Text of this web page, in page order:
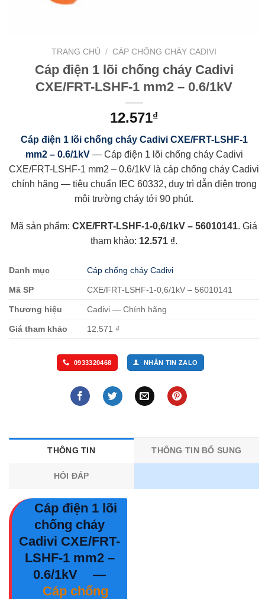
TRANG CHỦ / CÁP CHỐNG CHÁY CADIVI
Cáp điện 1 lõi chống cháy Cadivi
CXE/FRT-LSHF-1 mm2 – 0.6/1kV
12.571₫
Cáp điện 1 lõi chống cháy Cadivi CXE/FRT-LSHF-1
mm2 – 0.6/1kV— Cáp điện 1 lõi chống cháy Cadivi
CXE/FRT-LSHF-1 mm2 – 0.6/1kV là cáp chống cháy Cadivi
chính hãng — tiêu chuẩn IEC 60332, duy trì dẫn điện trong
môi trường cháy tới 90 phút.
Mã sản phẩm: CXE/FRT-LSHF-1-0,6/1kV – 56010141. Giá
tham khảo: 12.571 ₫.
Danh mục Cáp chống cháy Cadivi
Mã SP CXE/FRT-LSHF-1-0,6/1kV – 56010141
Thương hiệu Cadivi — Chính hãng
Giá tham khảo 12.571 ₫
0933320468 NHẮN TIN ZALO
THÔNG TIN THÔNG TIN BỔ SUNG
HỎI ĐÁP
Cáp điện 1 lõi
chống cháy
Cadivi CXE/FRT-
LSHF-1 mm2 –
0.6/1kV
—
Cáp chống